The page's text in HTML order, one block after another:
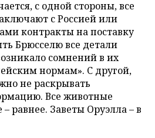
с одной стороны, все
с Россией или
контракты на поставку
Брюсселю все детали
сомнений в их
нормам». С другой,
не раскрывать
Все животные
равнее. Заветы Оруэлла – в